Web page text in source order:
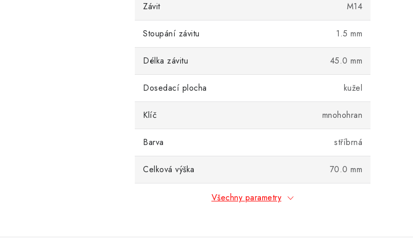
Závit M14
Stoupání závitu 1.5 mm
Délka závitu 45.0 mm
Dosedací plocha kužel
Klíč mnohohran
Barva stříbrná
Celková výška 70.0 mm
Všechny parametry